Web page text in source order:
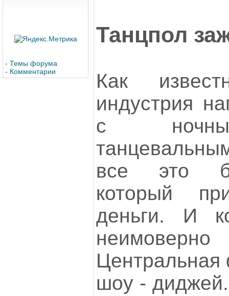
- Темы форума
- Комментарии
Танцпол
Как
индустрия
с
все это
который
деньги. И
Центральная
шоу -